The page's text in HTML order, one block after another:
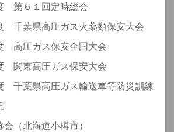
第６１回定時総会
千葉県高圧ガス火薬類保安大会
高圧ガス保安全国大会
関東高圧ガス保安大会
千葉県高圧ガス輸送車等防災訓練
（北海道小樽市）